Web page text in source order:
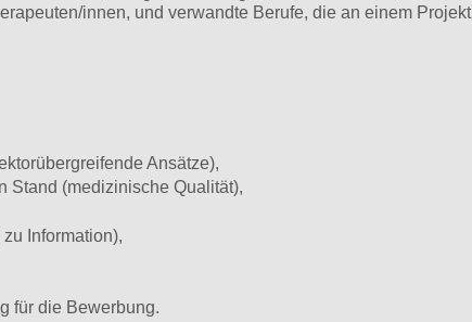
innen, und verwandte Berufe, die an einem Projekt
Ansätze),
Stand (medizinische Qualität),
Information),
für die Bewerbung.